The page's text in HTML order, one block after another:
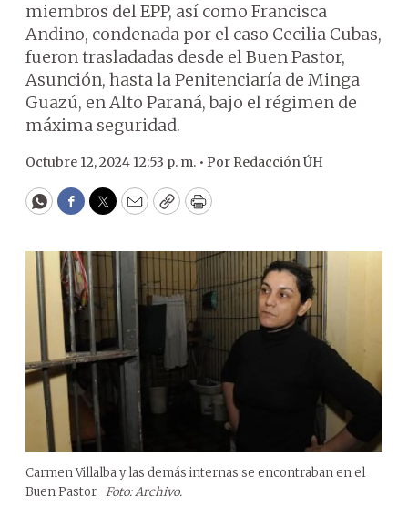
miembros del EPP, así como Francisca
Andino, condenada por el caso Cecilia Cubas,
fueron trasladadas desde el Buen Pastor,
Asunción, hasta la Penitenciaría de Minga
Guazú, en Alto Paraná, bajo el régimen de
máxima seguridad.
Octubre 12, 2024 12:53 p. m. • Por Redacción ÚH
WhatsApp
Facebook
Twitter
EmailCopyPrint
Carmen Villalba y las demás internas se encontraban en el
Buen Pastor. Foto: Archivo.